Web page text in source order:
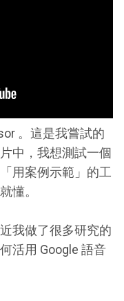
。這是我嘗試的
中，我想測試一個
用案例示範」的工
懂。
我做了很多研究的
活用 Google 語音